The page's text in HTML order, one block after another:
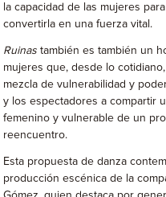
la capacidad de las mujeres
convertirla en una fuerza vital.
Ruinas también es también un
mujeres que, desde lo
mezcla de vulnerabilidad y
y los espectadores a compartir
femenino y vulnerable de un
reencuentro.
Esta propuesta de danza
producción escénica de la